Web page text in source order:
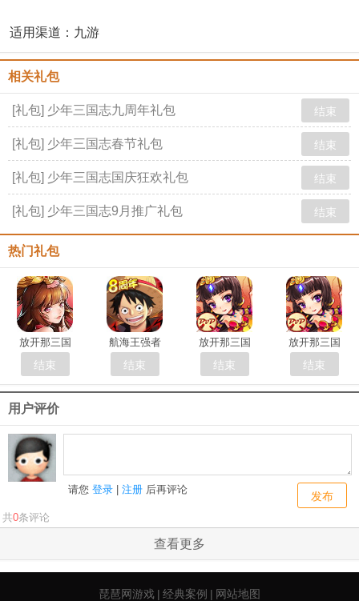
适用渠道：九游
相关礼包
[礼包] 少年三国志九周年礼包 结束
[礼包] 少年三国志春节礼包 结束
[礼包] 少年三国志国庆狂欢礼包 结束
[礼包] 少年三国志9月推广礼包 结束
热门礼包
放开那三国
结束
航海王强者
结束
放开那三国
结束
放开那三国
结束
用户评价
请您登录 |注册 后再评论
发布
共0条评论
查看更多
琵琶网游戏 | 经典案例 | 网站地图